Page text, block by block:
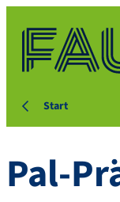
Start
Pal-